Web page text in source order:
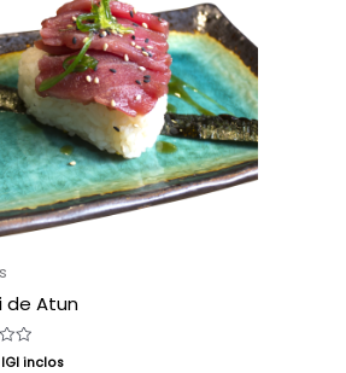
de Atun
IGI inclos